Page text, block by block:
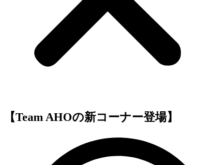
【Team AHOの新コーナー登場】